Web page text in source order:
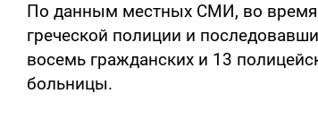
По данным местных СМИ, во время
греческой полиции и
восемь гражданских и 13
больницы.